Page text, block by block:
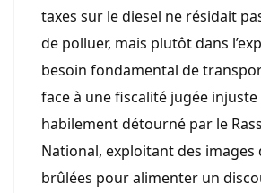
taxes sur le diesel ne résidait
de polluer, mais plutôt dans
besoin fondamental de
face à une fiscalité jugée injuste
habilement détourné par le
National, exploitant des images
brûlées pour alimenter un